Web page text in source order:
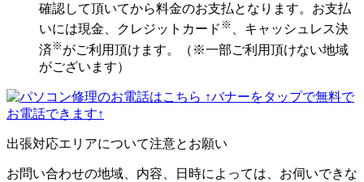
確認して頂いてから料金のお支払となります。お支払
いには現金、クレジットカード ※ 、キャッシュレス決
済 ※ がご利用頂けます。（※一部ご利用頂けない地域
がございます）
↑バナーをタップで無料で
お電話できます↑
出張対応エリアについて注意とお願い
お問い合わせの地域、内容、日時によっては、お伺いできな